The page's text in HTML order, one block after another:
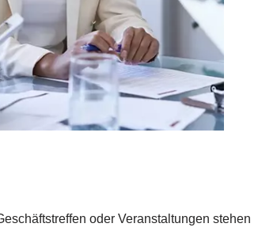
oder Veranstaltungen stehen